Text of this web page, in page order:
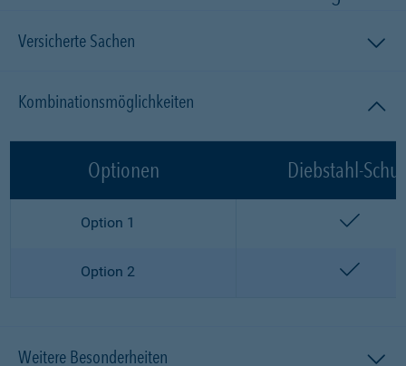
Versicherte Sachen
Kombinationsmöglichkeiten
Optionen Diebstahl-
Option 1
Option 2
Weitere Besonderheiten